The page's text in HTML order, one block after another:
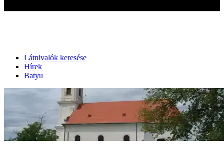
Látnivalók keresése
Hírek
Batyu